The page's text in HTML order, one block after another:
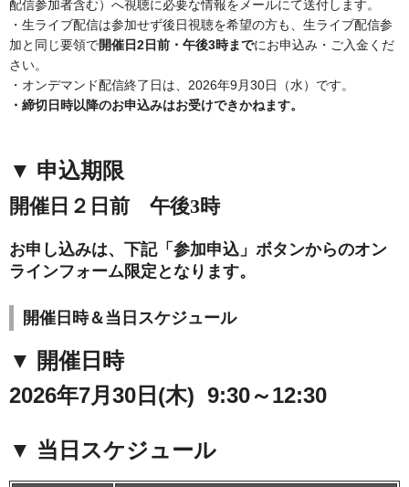
配信参加者含む）へ視聴に必要な情報をメールにて送付します。
・生ライブ配信は参加せず後日視聴を希望の方も、生ライブ配信参
加と同じ要領で開催日2日前・午後3時までにお申込み・ご入金くだ
さい。
・オンデマンド配信終了日は、2026年9月30日（水）です。
・締切日時以降のお申込みはお受けできかねます。
▼ 申込期限
開催日２日前 午後3時
お申し込みは、下記「参加申込」ボタンからのオン
ラインフォーム限定となります。
開催日時＆当日スケジュール
▼ 開催日時
2026年7月30日(木) 9:30～12:30
▼ 当日スケジュール